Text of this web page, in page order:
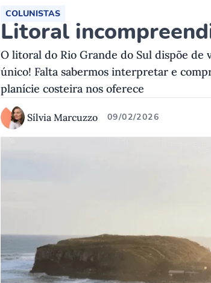
COLUNISTAS
Litoral
O litoral do Rio Grande do Sul dispõe de
único! Falta sabermos interpretar e
planície costeira nos oferece
Sílvia Marcuzzo 09/02/2026